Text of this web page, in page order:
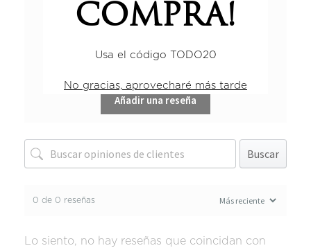
2 estrellas
Añadir una reseña
Buscar
0 de 0 reseñas
Lo siento, no hay reseñas que coincidan con
COMPRA!
Usa el código TODO20
No gracias, aprovecharé más tarde